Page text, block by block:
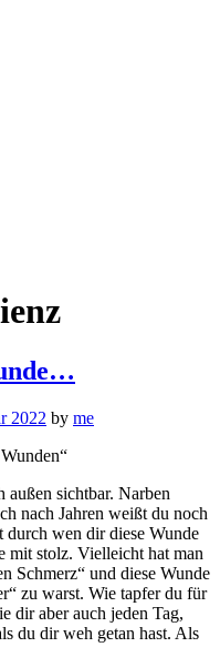
2022 by me
außen sichtbar. Narben
nach Jahren weißt du noch
wen dir diese Wunde
mit stolz. Vielleicht hat man
Schmerz“ und diese Wunde
zu warst. Wie tapfer du für
dir aber auch jeden Tag,
du dir weh getan hast. Als